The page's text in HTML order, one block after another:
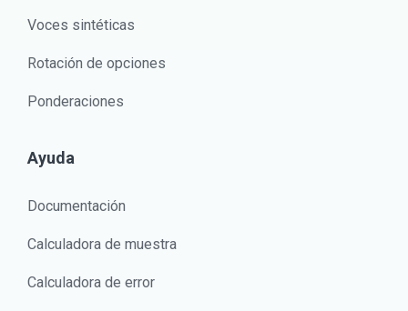
Voces sintéticas
Rotación de opciones
Ponderaciones
Ayuda
Documentación
Calculadora de muestra
Calculadora de error